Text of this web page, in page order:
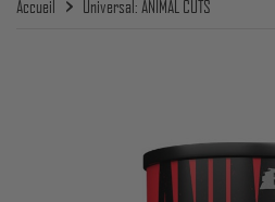
Accueil Universal: ANIMAL CUTS